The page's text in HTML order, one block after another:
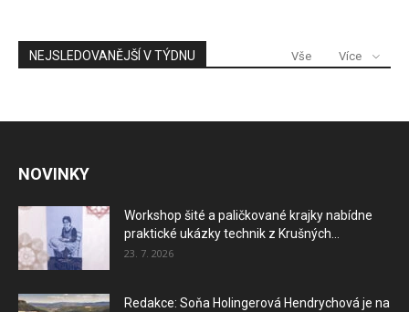
NEJSLEDOVANĚJŠÍ V TÝDNU Vše Více
NOVINKY
Workshop šité a paličkované krajky nabídne
praktické ukázky technik z Krušných...
23. 7. 2026
Redakce: Soňa Holingerová Hendrychová je na